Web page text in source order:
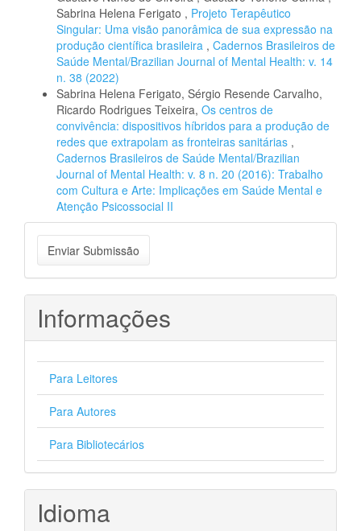
Sabrina Helena Ferigato , Projeto Terapêutico
Singular: Uma visão panorâmica de sua expressão na
produção científica brasileira , Cadernos Brasileiros de
Saúde Mental/Brazilian Journal of Mental Health: v. 14
n. 38 (2022)
Sabrina Helena Ferigato, Sérgio Resende Carvalho,
Ricardo Rodrigues Teixeira, Os centros de
convivência: dispositivos híbridos para a produção de
redes que extrapolam as fronteiras sanitárias ,
Cadernos Brasileiros de Saúde Mental/Brazilian
Journal of Mental Health: v. 8 n. 20 (2016): Trabalho
com Cultura e Arte: Implicações em Saúde Mental e
Atenção Psicossocial II
Enviar
Submissão
Enviar Submissão
Informações
Para Leitores
Para Autores
Para Bibliotecários
Idioma